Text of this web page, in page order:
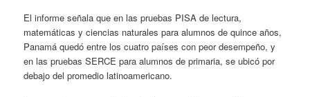
El informe señala que en las pruebas PISA de lectura,
matemáticas y ciencias naturales para alumnos de quince años,
Panamá quedó entre los cuatro países con peor desempeño, y
en las pruebas SERCE para alumnos de primaria, se ubicó por
debajo del promedio latinoamericano.